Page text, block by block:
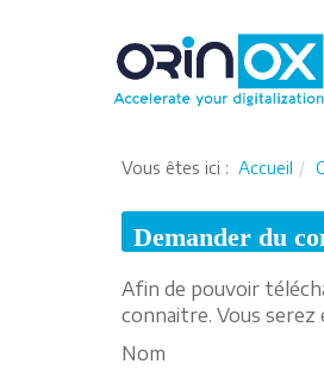
Vous êtes ici : Accueil
Demander du
Afin de pouvoir
connaitre. Vous
Nom